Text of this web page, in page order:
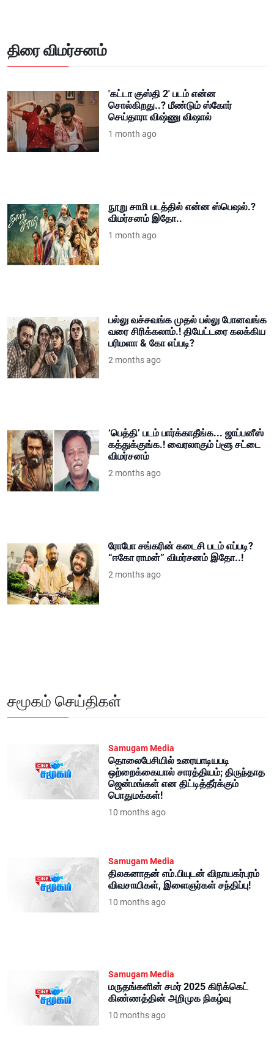
திரை விமர்சனம்
'கட்டா குஸ்தி 2' படம் என்ன
சொல்கிறது..? மீண்டும் ஸ்கோர்
செய்தாரா விஷ்ணு விஷால்
1 month ago
நூறு சாமி படத்தில் என்ன ஸ்பெஷல்.?
விமர்சனம் இதோ..
1 month ago
பல்லு வச்சவங்க முதல் பல்லு போனவங்க
வரை சிரிக்கலாம்.! தியேட்டரை கலக்கிய
பரிமளா & கோ எப்படி?
2 months ago
‘பெத்தி’ படம் பார்க்காதீங்க... ஜாப்பனீஸ்
கத்துக்குங்க.! வைரலாகும் ப்ளூ சட்டை
விமர்சனம்
2 months ago
ரோபோ சங்கரின் கடைசி படம் எப்படி?
“ஈகோ ராமன்” விமர்சனம் இதோ..!
2 months ago
சமூகம் செய்திகள்
Samugam Media
தொலைபேசியில் உரையாடியபடி
ஒற்றைக்கையால் சாரத்தியம்; திருந்தாத
ஜென்மங்கள் என திட்டித்தீர்க்கும்
பொதுமக்கள்!
10 months ago
Samugam Media
திலகனாதன் எம்.பியுடன் விநாயகர்புரம்
விவசாயிகள், இளைஞர்கள் சந்திப்பு!
10 months ago
Samugam Media
மருதங்களின் சமர் 2025 கிரிக்கெட்
கிண்ணத்தின் அறிமுக நிகழ்வு
10 months ago